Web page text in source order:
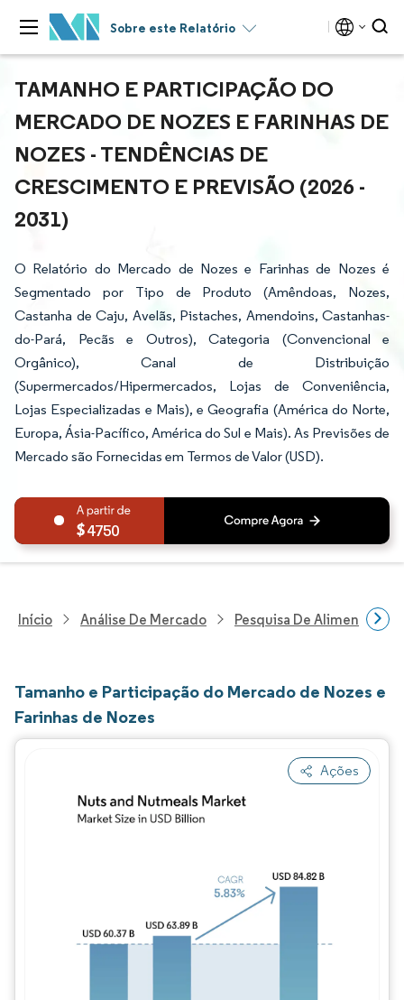
Sobre este Relatório
TAMANHO E PARTICIPAÇÃO DO
MERCADO DE NOZES E FARINHAS DE
NOZES - TENDÊNCIAS DE
CRESCIMENTO E PREVISÃO (2026 -
2031)
O Relatório do Mercado de Nozes e Farinhas de Nozes é
Segmentado por Tipo de Produto (Amêndoas, Nozes,
Castanha de Caju, Avelãs, Pistaches, Amendoins, Castanhas-
do-Pará, Pecãs e Outros), Categoria (Convencional e
Orgânico), Canal de Distribuição
(Supermercados/Hipermercados, Lojas de Conveniência,
Lojas Especializadas e Mais), e Geografia (América do Norte,
Europa, Ásia-Pacífico, América do Sul e Mais). As Previsões de
Mercado são Fornecidas em Termos de Valor (USD).
4750
Início Análise De Mercado Pesquisa De Alimentos E
Tamanho e Participação do Mercado de Nozes e
Farinhas de Nozes
Ações